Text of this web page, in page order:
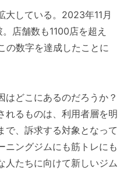
している。2023年11月
店舗数も1100店を超え
の数字を達成したことに
どこにあるのだろうか？
るものは、利用者層を明
で、訴求する対象となって
ニングジムにも筋トレにも
人たちに向けて新しいジム